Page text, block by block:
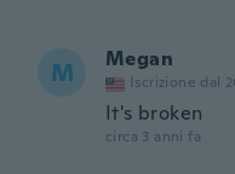
M Megan
Iscrizione dal
It's broken
circa 3 anni fa